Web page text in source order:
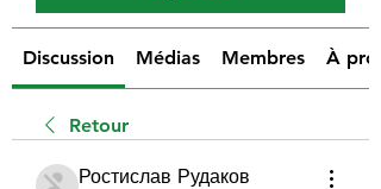
Discussion Médias Membres À
Retour
Ростислав Рудаков